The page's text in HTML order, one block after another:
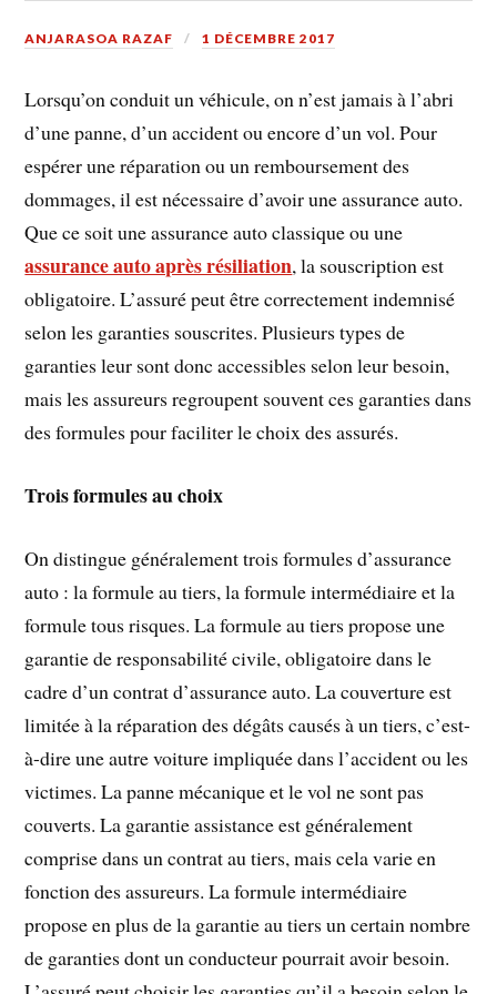
ANJARASOA RAZAF 1 DÉCEMBRE 2017
Lorsqu’on conduit un véhicule, on n’est jamais à l’abri
d’une panne, d’un accident ou encore d’un vol. Pour
espérer une réparation ou un remboursement des
dommages, il est nécessaire d’avoir une assurance auto.
Que ce soit une assurance auto classique ou une
assurance auto après résiliation, la souscription est
obligatoire. L’assuré peut être correctement indemnisé
selon les garanties souscrites. Plusieurs types de
garanties leur sont donc accessibles selon leur besoin,
mais les assureurs regroupent souvent ces garanties dans
des formules pour faciliter le choix des assurés.
Trois formules au choix
On distingue généralement trois formules d’assurance
auto : la formule au tiers, la formule intermédiaire et la
formule tous risques. La formule au tiers propose une
garantie de responsabilité civile, obligatoire dans le
cadre d’un contrat d’assurance auto. La couverture est
limitée à la réparation des dégâts causés à un tiers, c’est-
à-dire une autre voiture impliquée dans l’accident ou les
victimes. La panne mécanique et le vol ne sont pas
couverts. La garantie assistance est généralement
comprise dans un contrat au tiers, mais cela varie en
fonction des assureurs. La formule intermédiaire
propose en plus de la garantie au tiers un certain nombre
de garanties dont un conducteur pourrait avoir besoin.